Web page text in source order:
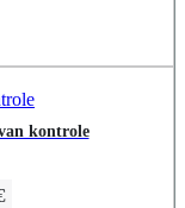
kontrole